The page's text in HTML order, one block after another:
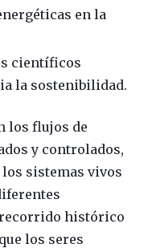
en la
científicos
la sostenibilidad.
los flujos de
y controlados,
sistemas vivos
recorrido histórico
los seres